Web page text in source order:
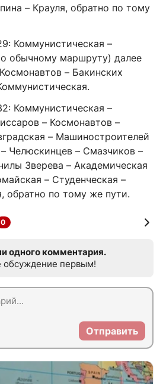
– Крауля, обратно по тому
Коммунистическая –
обычному маршруту) далее
– Бакинских
Коммунистическая –
– Космонавтов –
– Машиностроителей
Челюскинцев – Смазчиков –
Зверева – Академическая
– Студенческая –
обратно по тому же пути.
0
одного комментария.
обсуждение первым!
Отправить